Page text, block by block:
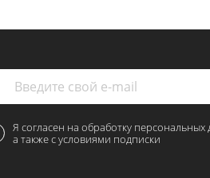
Я согласен на обработку персональных
а также с условиями подписки